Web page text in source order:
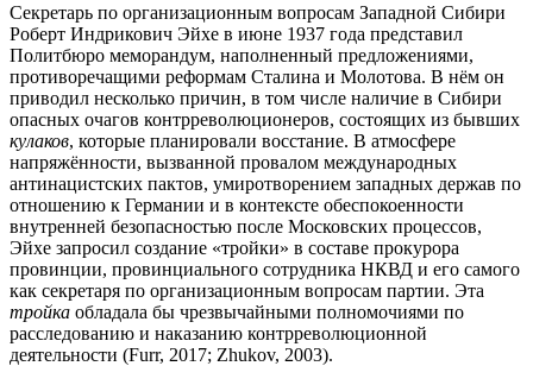
Секретарь по организационным вопросам Западной Сибири
Роберт Индрикович Эйхе в июне 1937 года представил
Политбюро меморандум, наполненный предложениями,
противоречащими реформам Сталина и Молотова. В нём он
приводил несколько причин, в том числе наличие в Сибири
опасных очагов контрреволюционеров, состоящих из бывших
кулаков, которые планировали восстание. В атмосфере
напряжённости, вызванной провалом международных
антинацистских пактов, умиротворением западных держав по
отношению к Германии и в контексте обеспокоенности
внутренней безопасностью после Московских процессов,
Эйхе запросил создание «тройки» в составе прокурора
провинции, провинциального сотрудника НКВД и его самого
как секретаря по организационным вопросам партии. Эта
тройка обладала бы чрезвычайными полномочиями по
расследованию и наказанию контрреволюционной
деятельности (Furr, 2017; Zhukov, 2003).